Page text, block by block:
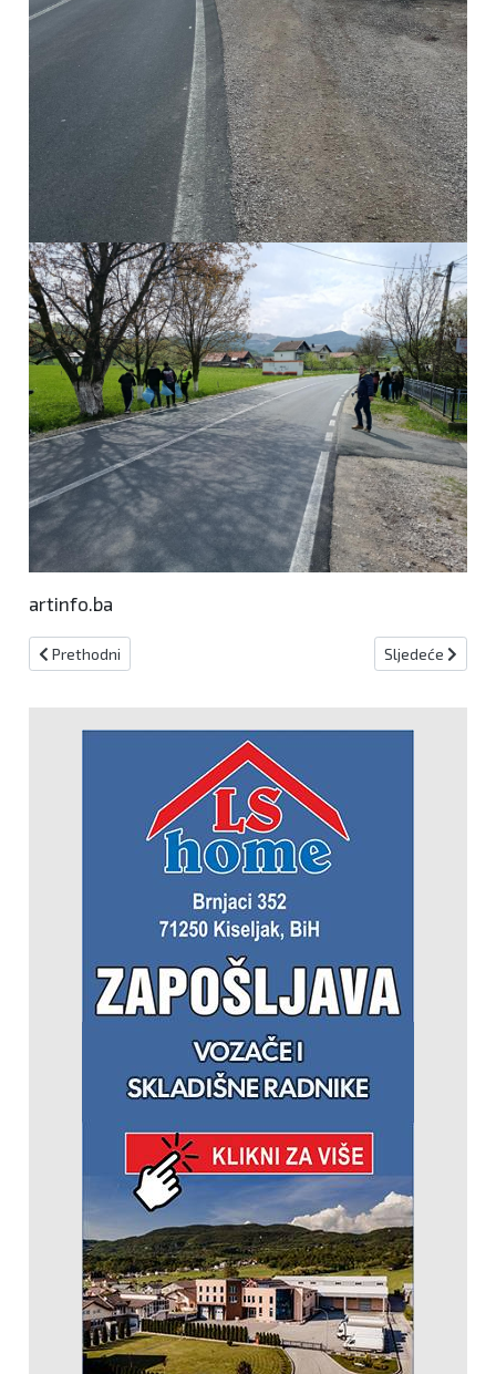
artinfo.ba
Prethodni članak: Ministarstvo obrane BiH raspisalo natječaj za
Prethodni Sljedeći
Sljedeće